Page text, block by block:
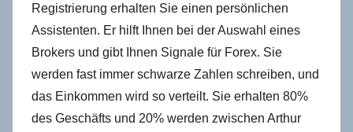
Registrierung erhalten Sie einen persönlichen
Assistenten. Er hilft Ihnen bei der Auswahl eines
Brokers und gibt Ihnen Signale für Forex. Sie
werden fast immer schwarze Zahlen schreiben, und
das Einkommen wird so verteilt. Sie erhalten 80%
des Geschäfts und 20% werden zwischen Arthur